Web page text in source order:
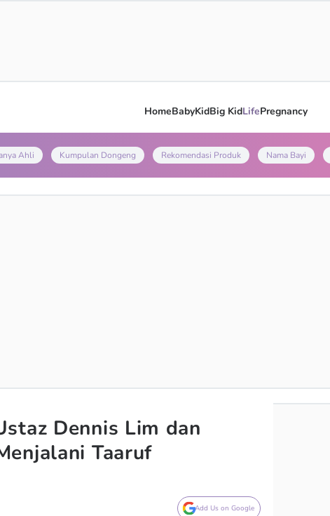
HomeBabyKidBig KidLifePregnancy
Ahli Kumpulan Dongeng Rekomendasi Produk Nama Bayi
Dennis Lim dan
Taaruf
Add Us on Google